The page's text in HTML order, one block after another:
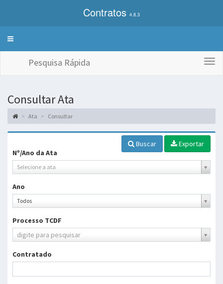
Contratos 4.8.3
Alterna
Pesquisa Rápida
Consultar Ata
Ata Consultar
Buscar
Exportar
Nº/Ano da Ata
Selecione a ata
Ano
Todos
Ano
Processo TCDF
digite para pesquisar
Processo
TCDF
Contratado